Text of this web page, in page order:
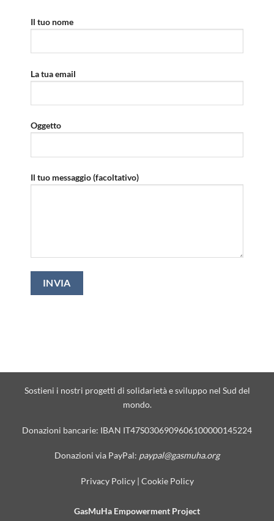
Il tuo nome
La tua email
Oggetto
Il tuo messaggio (facoltativo)
Sostieni i nostri progetti di solidarietà e sviluppo nel Sud del
mondo.
Donazioni bancarie: IBAN IT47S0306909606100000145224
Donazioni via PayPal: paypal@gasmuha.org
Privacy Policy| Cookie Policy
GasMuHa Empowerment Project